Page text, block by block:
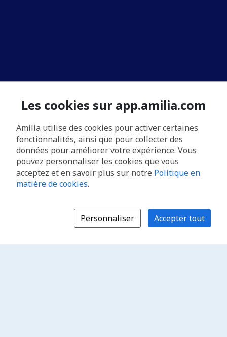
Les cookies sur app.amilia.com
Amilia utilise des cookies pour activer certaines
fonctionnalités, ainsi que pour collecter des
données pour améliorer votre expérience. Vous
pouvez personnaliser les cookies que vous
acceptez et en savoir plus sur notre Politique en
matière de cookies.
Personnaliser Accepter tout